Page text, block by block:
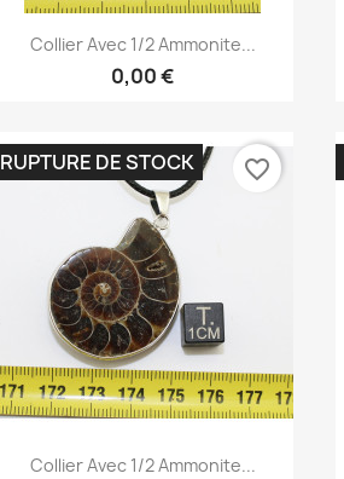
Aperçu rapide
Collier Avec 1/2 Ammonite...
0,00 €
Aperçu rapide
Collier Avec 1/2 Ammonite...
RUPTURE DE STOCK favorite_border